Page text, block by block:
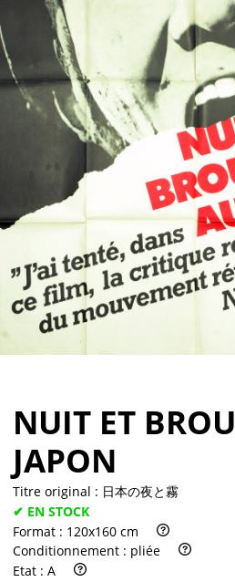
Vendre
NUIT ET
JAPON
Titre original : 日本の夜と霧
✔ EN STOCK
Format : 120x160 cm
Conditionnement : pliée
Etat : A